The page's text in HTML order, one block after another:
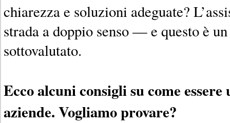
chiarezza e soluzioni adeguate?
strada a doppio senso — e questo è
sottovalutato.
Ecco alcuni consigli su come
aziende. Vogliamo provare?